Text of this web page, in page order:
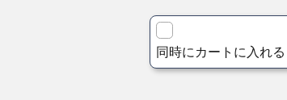
同時にカートに入れる